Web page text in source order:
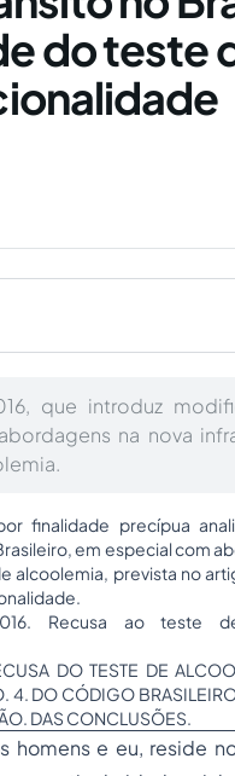
do teste
que introduz
na nova
finalidade precípua
em especial com
alcoolemia, prevista no
Recusa ao teste
DO TESTE DE
DO CÓDIGO
DAS CONCLUSÕES.
homens e eu, reside